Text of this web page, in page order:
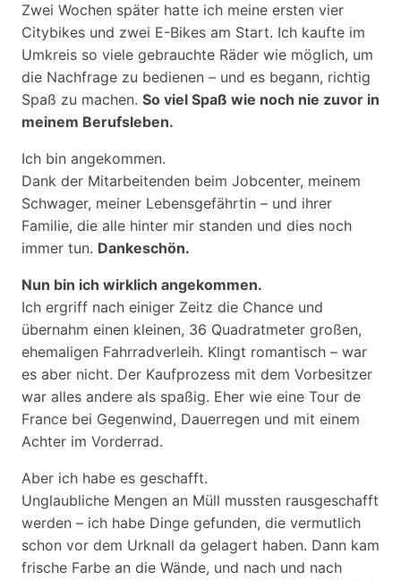
Zwei Wochen später hatte ich meine ersten vier
Citybikes und zwei E-Bikes am Start. Ich kaufte im
Umkreis so viele gebrauchte Räder wie möglich, um
die Nachfrage zu bedienen – und es begann, richtig
Spaß zu machen. So viel Spaß wie noch nie zuvor in
meinem Berufsleben.
Ich bin angekommen.
Dank der Mitarbeitenden beim Jobcenter, meinem
Schwager, meiner Lebensgefährtin – und ihrer
Familie, die alle hinter mir standen und dies noch
immer tun. Dankeschön.
Nun bin ich wirklich angekommen.
Ich ergriff nach einiger Zeitz die Chance und
übernahm einen kleinen, 36 Quadratmeter großen,
ehemaligen Fahrradverleih. Klingt romantisch – war
es aber nicht. Der Kaufprozess mit dem Vorbesitzer
war alles andere als spaßig. Eher wie eine Tour de
France bei Gegenwind, Dauerregen und mit einem
Achter im Vorderrad.
Aber ich habe es geschafft.
Unglaubliche Mengen an Müll mussten rausgeschafft
werden – ich habe Dinge gefunden, die vermutlich
schon vor dem Urknall da gelagert haben. Dann kam
frische Farbe an die Wände, und nach und nach